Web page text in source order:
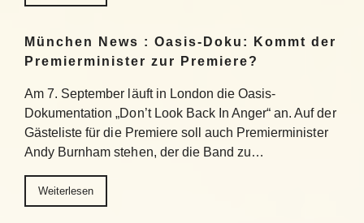
München News : Oasis-Doku: Kommt der
Premierminister zur Premiere?
Am 7. September läuft in London die Oasis-
Dokumentation „Don’t Look Back In Anger“ an. Auf der
Gästeliste für die Premiere soll auch Premierminister
Andy Burnham stehen, der die Band zu…
Weiterlesen